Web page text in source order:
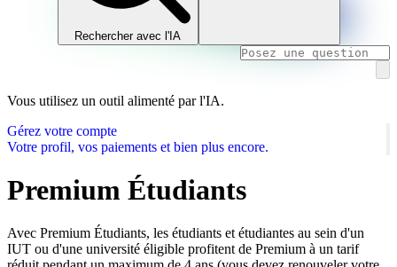
Rechercher avec l'IA
Vous utilisez un outil alimenté par l'IA.
Gérez votre compte
Votre profil, vos paiements et bien plus encore.
Premium Étudiants
Avec Premium Étudiants, les étudiants et étudiantes au sein d'un
IUT ou d'une université éligible profitent de Premium à un tarif